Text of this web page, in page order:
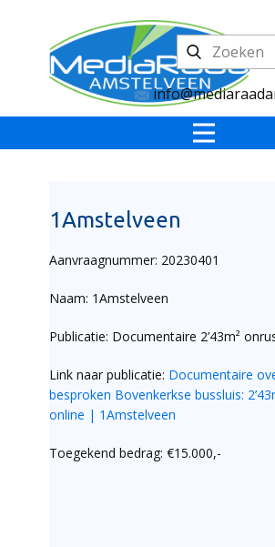
1Amstelveen
Aanvraagnummer: 20230401
Naam: 1Amstelveen
Publicatie: Documentaire 2’43m²
Link naar publicatie: Documentaire
besproken Bovenkerkse bussluis:
online | 1Amstelveen
Toegekend bedrag: €15.000,-